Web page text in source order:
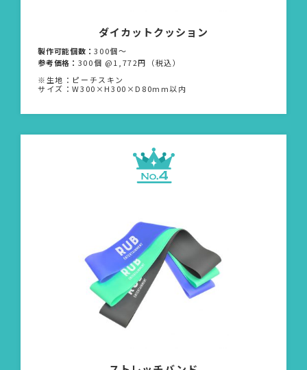
ダイカットクッション
製作可能個数：300個〜
参考価格： 300個 @1,772円（税込）
※生地：ピーチスキン
サイズ：W300×H300×D80mm以内